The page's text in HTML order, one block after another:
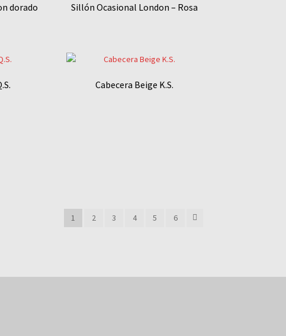
dorado Sillón Ocasional London – Rosa
Cabecera Beige K.S.
1 2 3 4 5 6